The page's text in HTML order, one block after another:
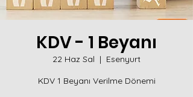
KDV - 1 Beyanı
22 Haz Sal
  |
Esenyurt
KDV 1 Beyanı Verilme Dönemi